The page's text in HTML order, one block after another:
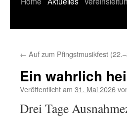
← Auf zum Pfingstmusikfest
Ein wahrlich
Veröffentlicht am 31. Mai 2026
Drei Tage